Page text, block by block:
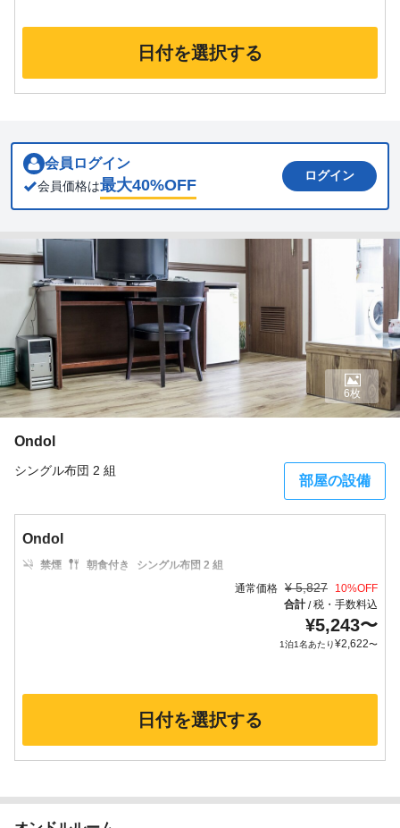
日付を選択する
会員ログイン
会員価格は最大40%OFF
ログイン
Ondol
シングル布団 2 組
部屋の設備
6枚
Ondol
禁煙 朝食付き
シングル布団 2 組
通常価格 ¥ 5,827 10%OFF
合計/税・手数料込
¥5,243〜
1泊1名あたり¥2,622〜
日付を選択する